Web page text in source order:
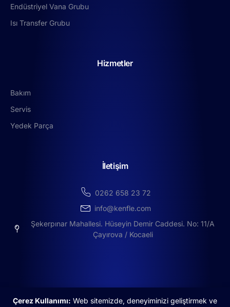
Endüstriyel Vana Grubu
Isı Transfer Grubu
Hizmetler
Bakım
Servis
Yedek Parça
İletişim
0262 658 23 72
info@kenfle.com
Şekerpınar Mahallesi. Hüseyin Demir Caddesi. No: 11/A
Çayırova / Kocaeli
Çerez Kullanımı: Web sitemizde, deneyiminizi geliştirmek ve